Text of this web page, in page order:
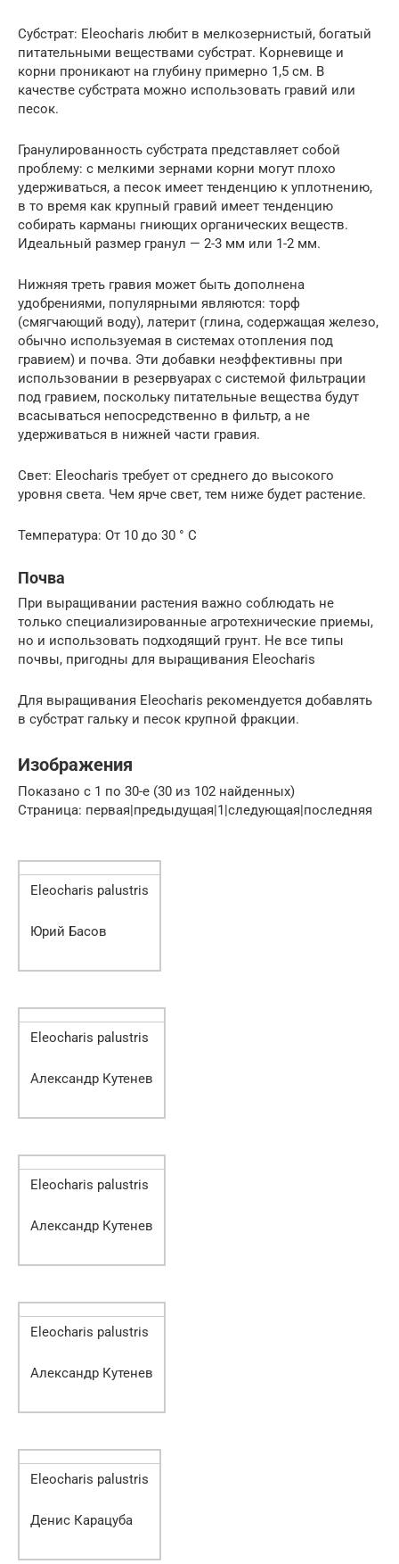
Субстрат: Eleocharis любит в мелкозернистый, богатый
питательными веществами субстрат. Корневище и
корни проникают на глубину примерно 1,5 см. В
качестве субстрата можно использовать гравий или
песок.
Гранулированность субстрата представляет собой
проблему: с мелкими зернами корни могут плохо
удерживаться, а песок имеет тенденцию к уплотнению,
в то время как крупный гравий имеет тенденцию
собирать карманы гниющих органических веществ.
Идеальный размер гранул — 2-3 мм или 1-2 мм.
Нижняя треть гравия может быть дополнена
удобрениями, популярными являются: торф
(смягчающий воду), латерит (глина, содержащая железо,
обычно используемая в системах отопления под
гравием) и почва. Эти добавки неэффективны при
использовании в резервуарах с системой фильтрации
под гравием, поскольку питательные вещества будут
всасываться непосредственно в фильтр, а не
удерживаться в нижней части гравия.
Свет: Eleocharis требует от среднего до высокого
уровня света. Чем ярче свет, тем ниже будет растение.
Температура: От 10 до 30 ° С
Почва
При выращивании растения важно соблюдать не
только специализированные агротехнические приемы,
но и использовать подходящий грунт. Не все типы
почвы, пригодны для выращивания Eleocharis
Для выращивания Eleocharis рекомендуется добавлять
в субстрат гальку и песок крупной фракции.
Изображения
Показано с 1 по 30-е (30 из 102 найденных)
Страница: первая|предыдущая|1|следующая|последняя
Eleocharis palustris
Юрий Басов
Eleocharis palustris
Александр Кутенев
Eleocharis palustris
Александр Кутенев
Eleocharis palustris
Александр Кутенев
Eleocharis palustris
Денис Карацуба